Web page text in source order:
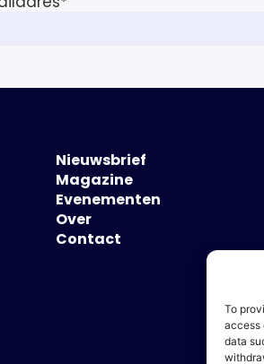
To
access
data
Nieuwsbrief
Magazine
Evenementen
Over
Contact